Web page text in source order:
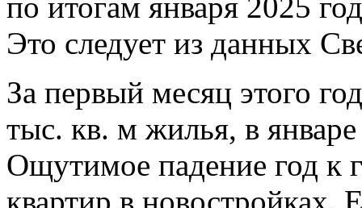
по итогам января 2025
Это следует из данных
За первый месяц этого
тыс. кв. м жилья, в
Ощутимое падение год к